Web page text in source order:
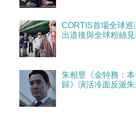
CORTIS首場全球巡
出道後與全球粉絲
朱相昱《金特務：本
歸》演活冷面反派